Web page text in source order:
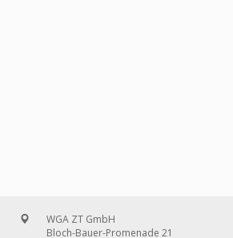
WGA ZT GmbH
Bloch-Bauer-Promenade 21